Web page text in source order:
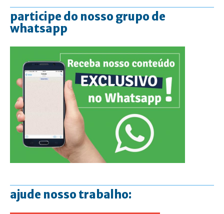
participe do nosso grupo de
whatsapp
ajude nosso trabalho: